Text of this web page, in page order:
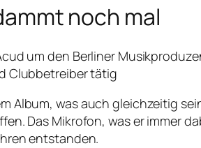
noch mal
um den Berliner
Clubbetreiber tätig
Album, was auch gleichzeitig
Das Mikrofon, was er immer
entstanden.